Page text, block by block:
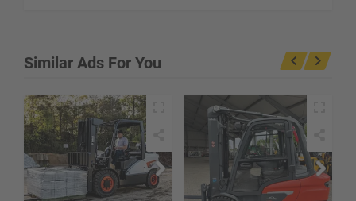
Similar Ads For You